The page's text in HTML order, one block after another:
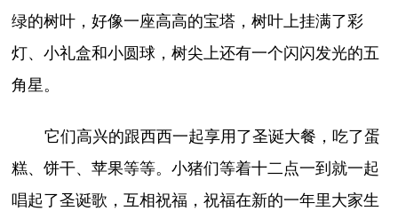
绿的树叶，好像一座高高的宝塔，树叶上挂满了彩
灯、小礼盒和小圆球，树尖上还有一个闪闪发光的五
角星。
它们高兴的跟西西一起享用了圣诞大餐，吃了蛋
糕、饼干、苹果等等。小猪们等着十二点一到就一起
唱起了圣诞歌，互相祝福，祝福在新的一年里大家生